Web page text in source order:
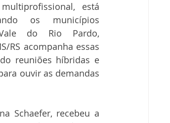
está
os municípios
do Rio Pardo,
RS acompanha essas
reuniões híbridas e
ouvir as demandas
Schaefer, recebeu a